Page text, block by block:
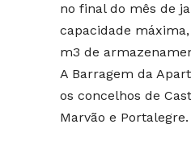
no final do mês de
capacidade
m3 de
A Barragem da
os concelhos de
Marvão e Portalegre.